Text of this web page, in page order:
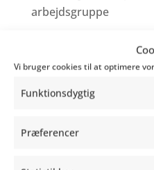
Vi bruger cookies til at optimere
Funktionsdygtig
Præferencer
arbejdsgruppe
Copenhagen Comics!
Con